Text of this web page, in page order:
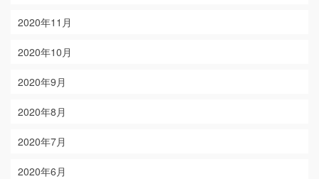
2020年11月
2020年10月
2020年9月
2020年8月
2020年7月
2020年6月